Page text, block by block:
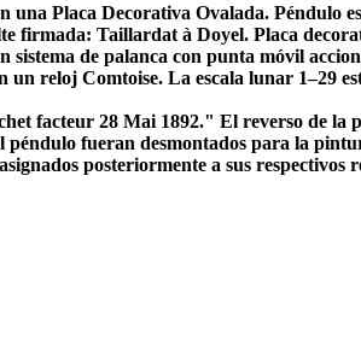
una Placa Decorativa Ovalada. Péndulo
firmada: Taillardat à Doyel. Placa
de palanca con punta móvil
un reloj Comtoise. La escala lunar 1–29
facteur 28 Mai 1892." El reverso de
péndulo fueran desmontados para la
posteriormente a sus respectivos